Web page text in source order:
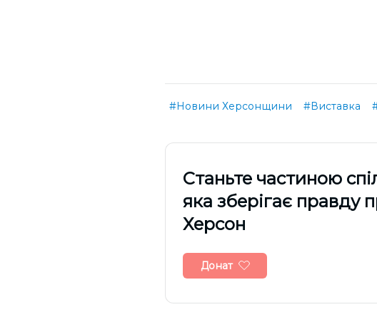
#Новини Херсонщини #Виставка
Cтаньте частиною
яка зберігає правду
Херсон
Донат